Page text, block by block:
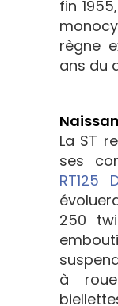
fin
règne
ans du
La ST
ses
RT125
250
à